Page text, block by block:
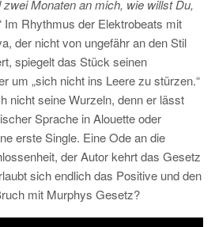
Monaten an mich, wie willst Du,
Im Rhythmus der Elektrobeats mit
der nicht von ungefähr an den Stil
spiegelt das Stück seinen
um „sich nicht ins Leere zu stürzen.“
nicht seine Wurzeln, denn er lässt
Sprache in Alouette oder
erste Single. Eine Ode an die
der Autor kehrt das Gesetz
sich endlich das Positive und den
mit Murphys Gesetz?